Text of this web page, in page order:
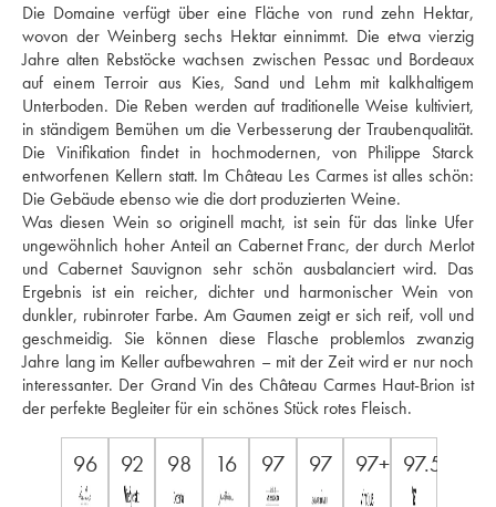
Die Domaine verfügt über eine Fläche von rund zehn Hektar,
wovon der Weinberg sechs Hektar einnimmt. Die etwa vierzig
Jahre alten Rebstöcke wachsen zwischen Pessac und Bordeaux
auf einem Terroir aus Kies, Sand und Lehm mit kalkhaltigem
Unterboden. Die Reben werden auf traditionelle Weise kultiviert,
in ständigem Bemühen um die Verbesserung der Traubenqualität.
Die Vinifikation findet in hochmodernen, von Philippe Starck
entworfenen Kellern statt. Im Château Les Carmes ist alles schön:
Die Gebäude ebenso wie die dort produzierten Weine.
Was diesen Wein so originell macht, ist sein für das linke Ufer
ungewöhnlich hoher Anteil an Cabernet Franc, der durch Merlot
und Cabernet Sauvignon sehr schön ausbalanciert wird. Das
Ergebnis ist ein reicher, dichter und harmonischer Wein von
dunkler, rubinroter Farbe. Am Gaumen zeigt er sich reif, voll und
geschmeidig. Sie können diese Flasche problemlos zwanzig
Jahre lang im Keller aufbewahren – mit der Zeit wird er nur noch
interessanter. Der Grand Vin des Château Carmes Haut-Brion ist
der perfekte Begleiter für ein schönes Stück rotes Fleisch.
96 92 98 16 97 97 97+ 97.5